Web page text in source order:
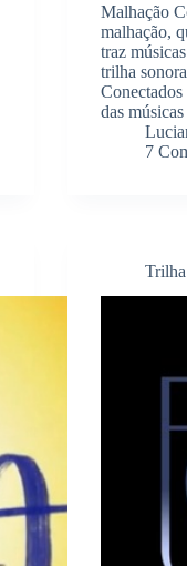
Malhação
malhação,
traz
trilha
Conectados
das
7